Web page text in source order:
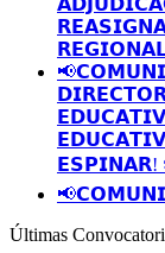
𝗘𝗦𝗣𝗜𝗡𝗔𝗥!
Últimas